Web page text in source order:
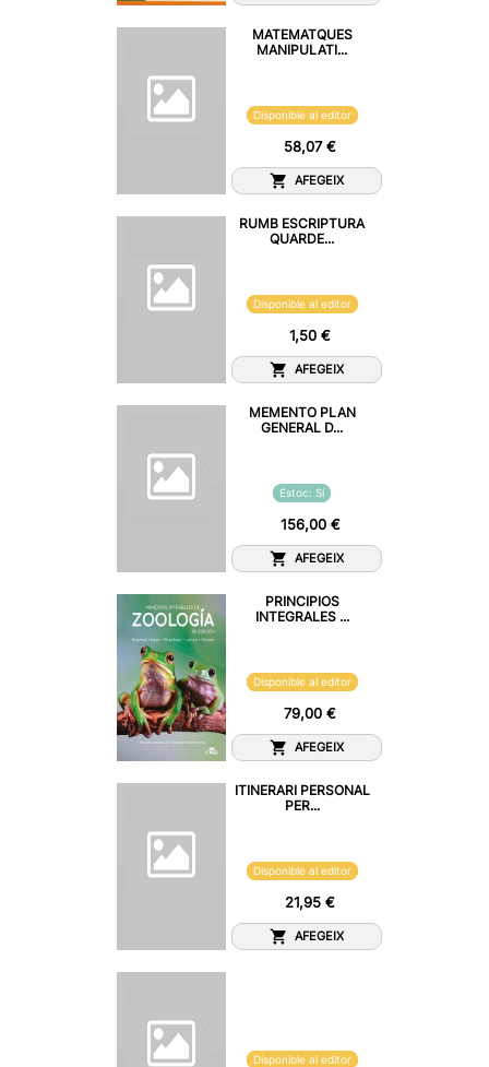
MATEMATQUES
MANIPULATI...
Disponible al editor
58,07 €
AFEGEIX
RUMB ESCRIPTURA
QUARDE...
Disponible al editor
1,50 €
AFEGEIX
MEMENTO PLAN
GENERAL D...
Estoc: Sí
156,00 €
AFEGEIX
PRINCIPIOS
INTEGRALES ...
Disponible al editor
79,00 €
AFEGEIX
ITINERARI PERSONAL
PER...
Disponible al editor
21,95 €
AFEGEIX
Disponible al editor